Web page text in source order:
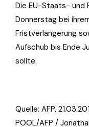
Die EU-Staats- und
Donnerstag bei
Fristverlängerung
Aufschub bis Ende
sollte.
Quelle: AFP,
POOL/AFP /